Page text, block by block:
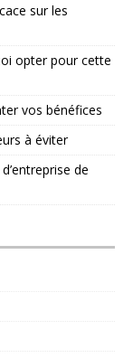
sur les
opter pour cette
vos bénéfices
à éviter
de